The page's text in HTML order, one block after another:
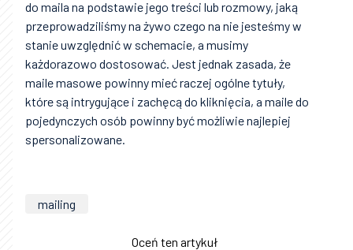
do maila na podstawie jego treści lub rozmowy, jaką
przeprowadziliśmy na żywo czego na nie jesteśmy w
stanie uwzględnić w schemacie, a musimy
każdorazowo dostosować. Jest jednak zasada, że
maile masowe powinny mieć raczej ogólne tytuły,
które są intrygujące i zachęcą do kliknięcia, a maile do
pojedynczych osób powinny być możliwie najlepiej
spersonalizowane.
mailing
Oceń ten artykuł